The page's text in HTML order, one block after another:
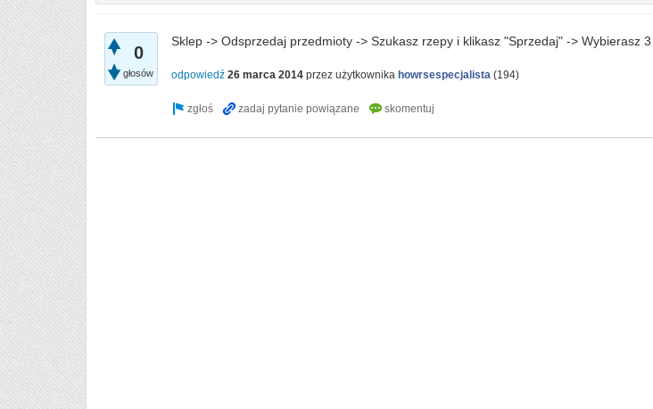
0
głosów
Sklep -> Odsprzedaj przedmioty -> Szukasz rzepy i klikasz "Sprzedaj" -> Wybierasz 3
odpowiedź 26 marca 2014 przez użytkownika howrsespecjalista (194)